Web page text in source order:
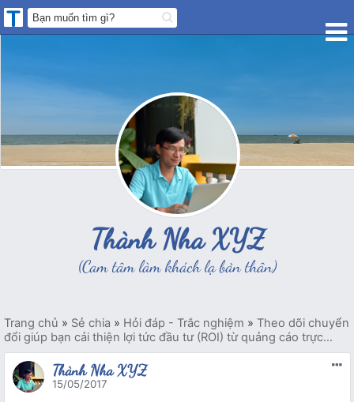
Thành Nha XYZ
(Cam tâm làm khách lạ bản thân)
Trang chủ » Sẻ chia » Hỏi đáp - Trắc nghiệm » Theo dõi chuyển
đổi giúp bạn cải thiện lợi tức đầu tư (ROI) từ quảng cáo trực...
Thành Nha XYZ
15/05/2017